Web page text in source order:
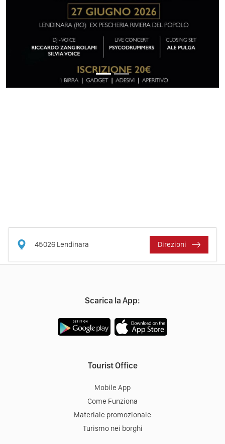
45026 Lendinara Direzioni
Scarica la App:
Tourist Office
Mobile App
Come Funziona
Materiale promozionale
Turismo nei borghi